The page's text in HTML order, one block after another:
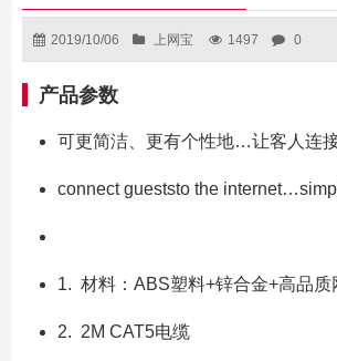
2019/10/06 上网宝 1497 0
产品参数
可更简洁、更有个性地…让客人连
connect gueststo the
1. 材料：ABS塑料+锌合金+高品质
2. 2M CAT5电缆